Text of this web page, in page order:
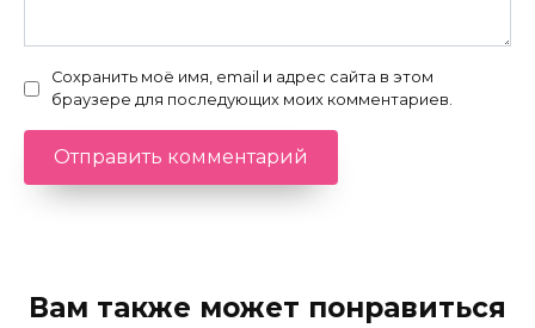
Сохранить моё имя, email и адрес сайта в этом
браузере для последующих моих комментариев.
Вам также может понравиться